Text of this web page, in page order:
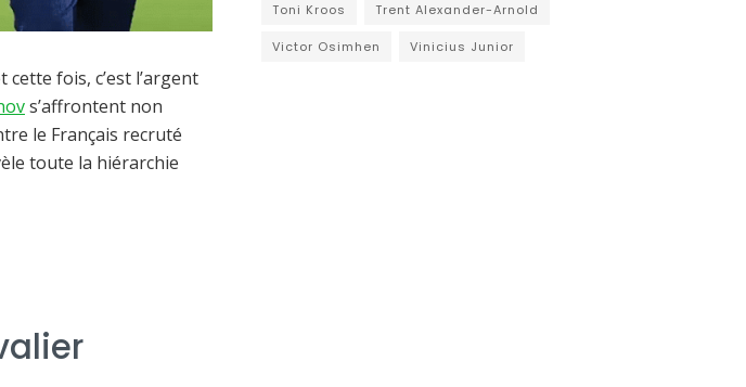
fois, c’est l’argent
s’affrontent non
le Français recruté
toute la hiérarchie
Toni Kroos Trent Alexander-Arnold
Victor Osimhen Vinicius Junior